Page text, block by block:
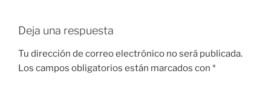
Deja una respuesta
Tu dirección de correo electrónico no será publicada.
Los campos obligatorios están marcados con *